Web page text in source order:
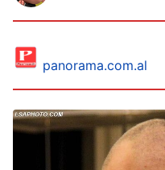
panorama.com.al